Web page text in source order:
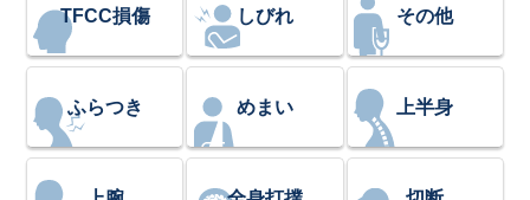
TFCC損傷 しびれ その他
ふらつき めまい 上半身